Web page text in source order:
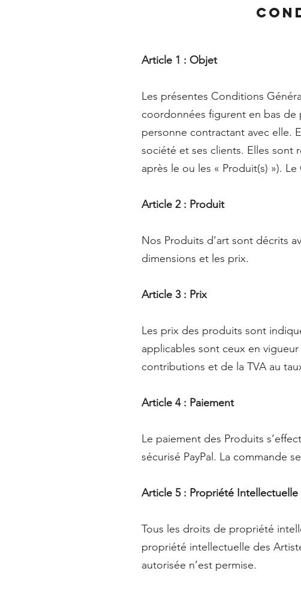
Article 1 : Objet
Les présentes Conditions
coordonnées figurent en bas
personne contractant avec elle.
société et ses clients. Elles sont
après le ou les « Produit(s) »).
Article 2 : Produit
Nos Produits d’art sont décrits
dimensions et les prix.
Article 3 : Prix
Les prix des produits sont
applicables sont ceux en
contributions et de la TVA au
Article 4 : Paiement
Le paiement des Produits
sécurisé PayPal. La commande
Article 5 : Propriété Intellectuelle
Tous les droits de propriété
propriété intellectuelle des
autorisée n’est permise.